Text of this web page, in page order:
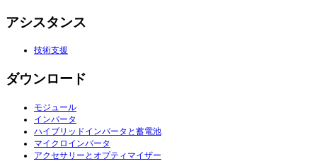
アシスタンス
技術支援
ダウンロード
モジュール
インバータ
ハイブリッドインバータと蓄電池
マイクロインバータ
アクセサリーとオプティマイザー